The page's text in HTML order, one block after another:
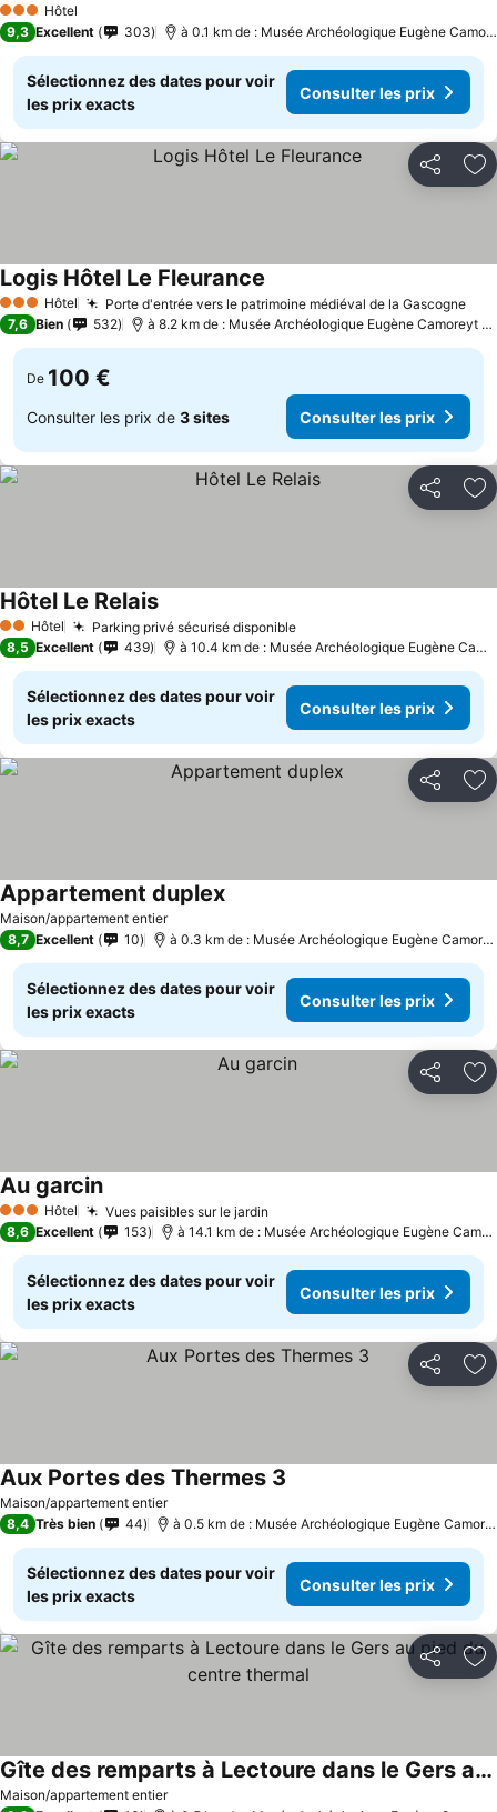
3 ÉtoilesHôtel
9,3 Excellent 303 à 0.1 km de : Musée Archéologique Eugène
Sélectionnez des dates pour voir
les prix exacts
Consulter les prix
Partager
3 ÉtoilesHôtel Porte d'entrée vers le patrimoine médiéval de la Gascogne
Logis Hôtel Le Fleurance
7,6 Bien 532 à 8.2 km de : Musée Archéologique Eugène Camoreyt
De 100 €
Consulter les prix de 3 sites Consulter les prix
Partager
2 Étoiles
Hôtel Parking privé sécurisé disponibleConsulter les prix
Hôtel Le RelaisConsulter les prix
8,5 Excellent 439 à 10.4 km de : Musée Archéologique Eugène
Sélectionnez des dates pour voir
les prix exacts
Consulter les prix
Partager
Maison/appartement entier
Appartement duplexConsulter les prix
8,7 Excellent 10 à 0.3 km de : Musée Archéologique Eugène
Sélectionnez des dates pour voir
les prix exacts
Consulter les prix
Partager
3 ÉtoilesHôtel Vues paisibles sur le jardin
Au garcinConsulter les prix
8,6 Excellent 153 à 14.1 km de : Musée Archéologique Eugène
Sélectionnez des dates pour voir
les prix exacts
Consulter les prix
Partager
Maison/appartement entier
Aux Portes des Thermes 3
8,4 Très bien 44 à 0.5 km de : Musée Archéologique Eugène
Sélectionnez des dates pour voir
les prix exacts
Consulter les prix
Partager
Maison/appartement entier
Gîte des remparts à Lectoure dans le Gers au pied du centre thermal
Consulter les prix